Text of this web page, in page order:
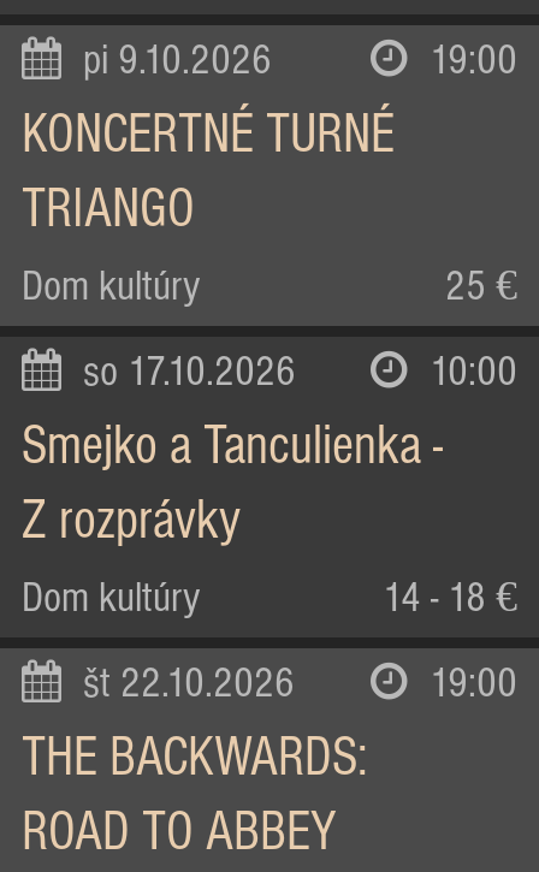
pi 9.10.2026 19:00
KONCERTNÉ TURNÉ
TRIANGO
Dom kultúry 25 €
so 17.10.2026 10:00
Smejko a Tanculienka -
Z rozprávky
Dom kultúry 14 - 18 €
št 22.10.2026 19:00
THE BACKWARDS:
ROAD TO ABBEY